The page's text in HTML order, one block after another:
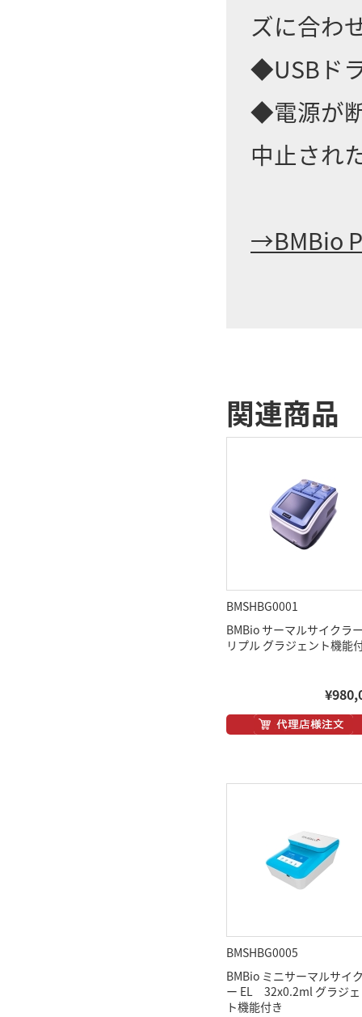
ズに合わ
◆USBド
◆電源が
中止され
→BMBio
関連商品
BMSHBG0001
BMBio サーマルサイクラ
リプル グラジェント機能
BMSHBG0005
BMBio ミニサーマルサイ
ー EL 32x0.2ml グラジ
ト機能付き